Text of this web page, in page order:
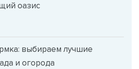
оазис
выбираем лучшие
и огорода